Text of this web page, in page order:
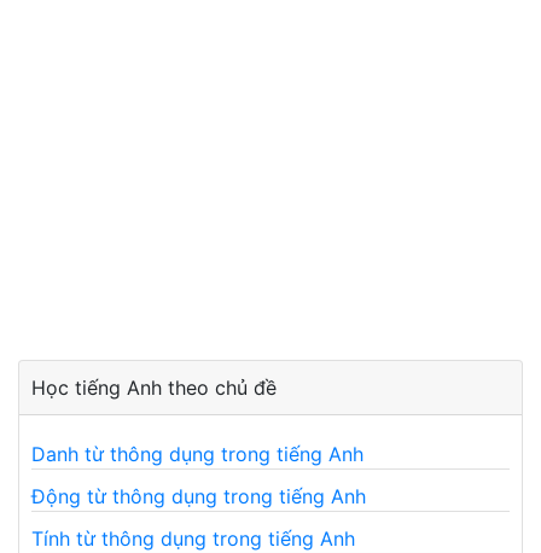
Học tiếng Anh theo chủ đề
Danh từ thông dụng trong tiếng Anh
Động từ thông dụng trong tiếng Anh
Tính từ thông dụng trong tiếng Anh